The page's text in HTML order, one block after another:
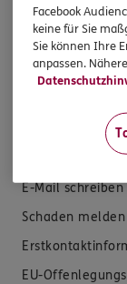
Kfz-Versicherung
Hilfe & Services
E-Mail schreiben
Schaden melden
EU-
Facebook
keine für Sie
Sie können Ihre
anpassen.